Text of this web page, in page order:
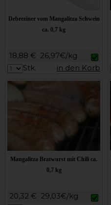
Debreziner vom Mangalitza Schwein
ca. 0,7 kg
18,88 € 26,97€/kg
Stk.
in den Korb
Mangalitza Bratwurst mit Chili ca.
0,7 kg
20,32 € 29,03€/kg